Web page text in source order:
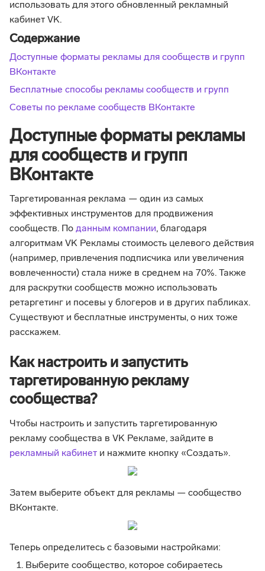
использовать для этого обновленный рекламный
кабинет VK.
Содержание
Доступные форматы рекламы для сообществ и групп
ВКонтакте
‍‍Бесплатные способы рекламы сообществ и групп
Советы по рекламе сообществ ВКонтакте
Доступные форматы рекламы
для сообществ и групп
ВКонтакте
Таргетированная реклама — один из самых
эффективных инструментов для продвижения
сообществ. По данным компании, благодаря
алгоритмам VK Рекламы стоимость целевого действия
(например, привлечения подписчика или увеличения
вовлеченности) стала ниже в среднем на 70%. Также
для раскрутки сообществ можно использовать
ретаргетинг и посевы у блогеров и в других пабликах.
Существуют и бесплатные инструменты, о них тоже
расскажем.
Как настроить и запустить
таргетированную рекламу
сообщества?
Чтобы настроить и запустить таргетированную
рекламу сообщества в VK Рекламе, зайдите в
рекламный кабинет и нажмите кнопку «Создать».
Затем выберите объект для рекламы — сообщество
ВКонтакте.
Теперь определитесь с базовыми настройками:
Выберите сообщество, которое собираетесь